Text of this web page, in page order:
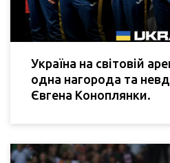
Україна на світовій
одна нагорода та
Євгена Коноплянки.